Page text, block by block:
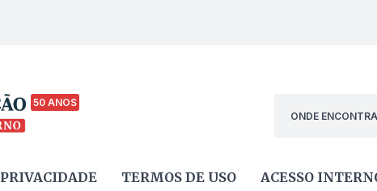
50 ANOS
ONDE
PRIVACIDADE TERMOS DE USO ACESSO